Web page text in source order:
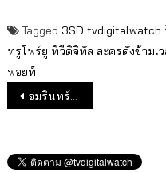
Tagged 3SD tvdigitalwatch
ทรูโฟร์ยู ทีวีดิจิทัล ละครดังข้ามเ
พอยท์
แนะแนวเรื่อง
อมรินทร์ทีวี 9 เดือนเรตติ้งเพิ่ม แต่อันดับลด